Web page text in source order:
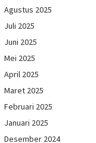
Agustus 2025
Juli 2025
Juni 2025
Mei 2025
April 2025
Maret 2025
Februari 2025
Januari 2025
Desember 2024